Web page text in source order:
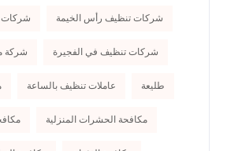
شركات تنظيف رأس الخيمة شركات
شركات تنظيف في الفجيرة شركة
طليعة عاملات تنظيف بالساعة
مكافحة الحشرات المنزلية